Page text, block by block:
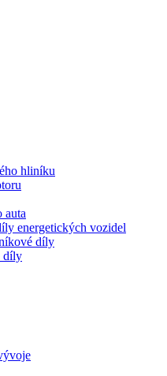
hliníku
auta
energetických vozidel
díly
díly